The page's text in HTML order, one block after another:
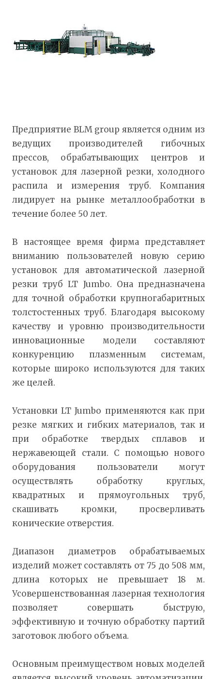
Предприятие BLM group является одним из
ведущих производителей гибочных
прессов, обрабатывающих центров и
установок для лазерной резки, холодного
распила и измерения труб. Компания
лидирует на рынке металлообработки в
течение более 50 лет.
В настоящее время фирма представляет
вниманию пользователей новую серию
установок для автоматической лазерной
резки труб LT Jumbo. Она предназначена
для точной обработки крупногабаритных
толстостенных труб. Благодаря высокому
качеству и уровню производительности
инновационные модели составляют
конкуренцию плазменным системам,
которые широко используются для таких
же целей.
Установки LT Jumbo применяются как при
резке мягких и гибких материалов, так и
при обработке твердых сплавов и
нержавеющей стали. С помощью нового
оборудования пользователи могут
осуществлять обработку круглых,
квадратных и прямоугольных труб,
скашивать кромки, просверливать
конические отверстия.
Диапазон диаметров обрабатываемых
изделий может составлять от 75 до 508 мм,
длина которых не превышает 18 м.
Усовершенствованная лазерная технология
позволяет совершать быструю,
эффективную и точную обработку партий
заготовок любого объема.
Основным преимуществом новых моделей